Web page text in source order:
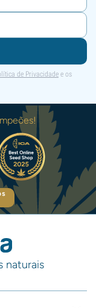
de Privacidade e os
naturais